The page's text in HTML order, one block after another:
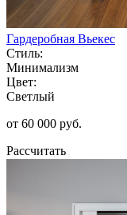
Гардеробная Вьекес
Стиль:
Минимализм
Цвет:
Светлый
от 60 000 руб.
Рассчитать